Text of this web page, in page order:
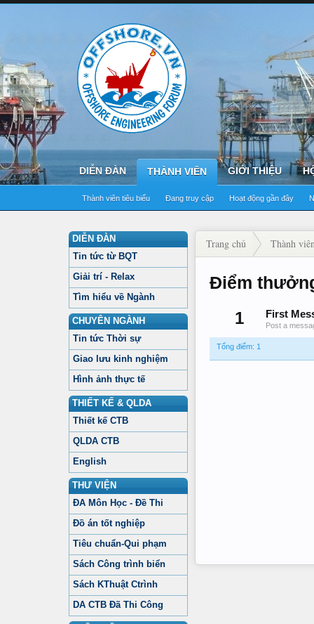
DIỄN ĐÀN THÀNH VIÊN
Thành viên tiêu biểu Đang truy cập Hoạt động gần đây
GIỚI THIỆU
DIỄN ĐÀN
Tin tức từ BQT
Giải trí - Relax
Tìm hiểu về Ngành
CHUYÊN NGÀNH
Tin tức Thời sự
Giao lưu kinh nghiệm
Hình ảnh thực tế
THIẾT KẾ & QLDA
Thiết kế CTB
QLDA CTB
English
THƯ VIỆN
ĐA Môn Học - Đề Thi
Đồ án tốt nghiệp
Tiêu chuẩn-Qui phạm
Sách Công trình biển
Sách KThuật Ctrình
DA CTB Đã Thi Công
Trang chủ Thành
Điểm
1 First
Post a
Tổng điểm: 1